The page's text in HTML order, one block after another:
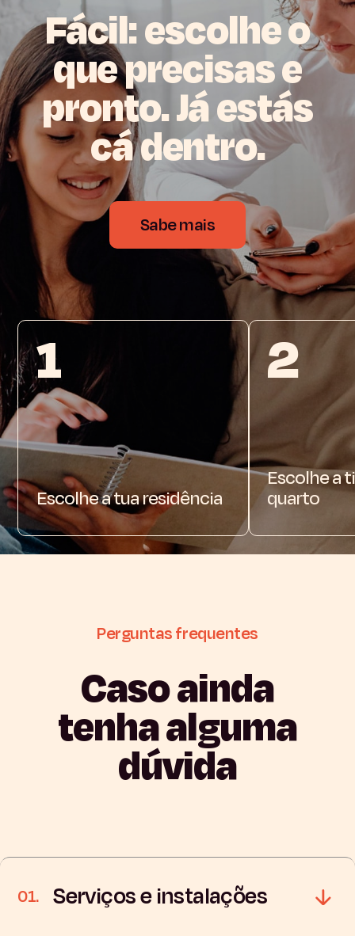
Fácil:escolheo
queprecisase
pronto.Jáestás
cádentro.
Sabe mais
1
Escolhe a tua residência
2
Escolhe a
quarto
Perguntasfrequentes
Casoainda
tenhaalguma
dúvida
01. Serviços e instalações